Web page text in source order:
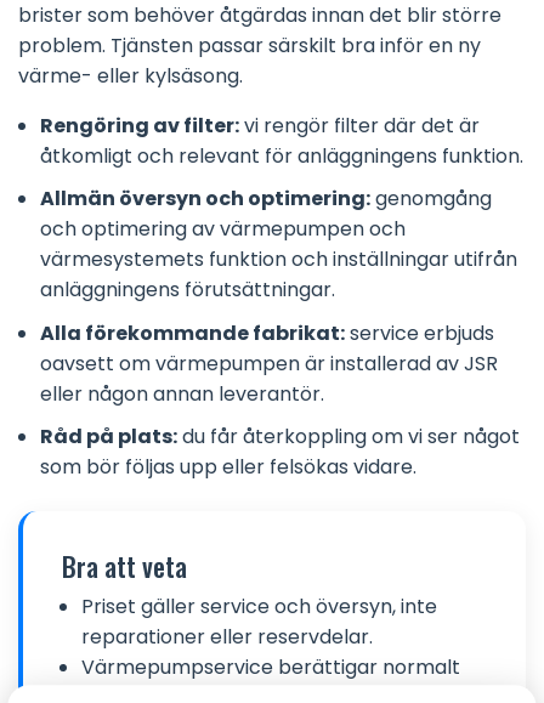
brister som behöver åtgärdas innan det blir större
problem. Tjänsten passar särskilt bra inför en ny
värme- eller kylsäsong.
Rengöring av filter:vi rengör filter där det är
åtkomligt och relevant för anläggningens funktion.
Allmän översyn och optimering:genomgång
och optimering av värmepumpen och
värmesystemets funktion och inställningar utifrån
anläggningens förutsättningar.
Alla förekommande fabrikat:service erbjuds
oavsett om värmepumpen är installerad av JSR
eller någon annan leverantör.
Råd på plats:du får återkoppling om vi ser något
som bör följas upp eller felsökas vidare.
Bra att veta
Priset gäller service och översyn, inte
reparationer eller reservdelar.
Värmepumpservice berättigar normalt